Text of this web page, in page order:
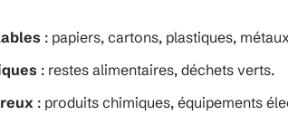
: papiers, cartons, plastiques,
: restes alimentaires, déchets verts.
: produits chimiques, équipements